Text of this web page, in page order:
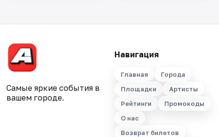
Самые яркие события в
вашем городе.
Навигация
Главная
Города
Площадки
Артисты
Рейтинги
Промокоды
О нас
Возврат билетов